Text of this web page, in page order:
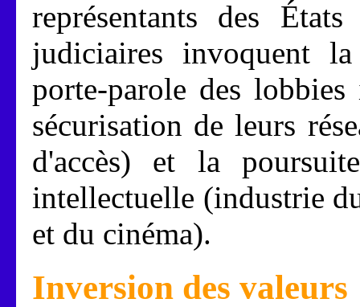
représentants des
judiciaires invoquent
porte-parole des
sécurisation de leurs
d'accès) et la
intellectuelle (industrie
et du cinéma).
Inversion des valeurs